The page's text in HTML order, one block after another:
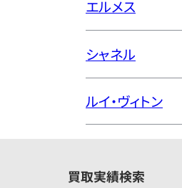
エルメス
シャネル
ルイ・ヴィトン
買取実績検索